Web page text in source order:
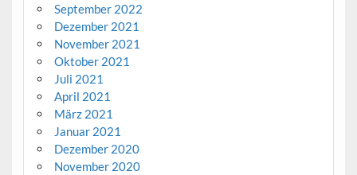
September 2022
Dezember 2021
November 2021
Oktober 2021
Juli 2021
April 2021
März 2021
Januar 2021
Dezember 2020
November 2020